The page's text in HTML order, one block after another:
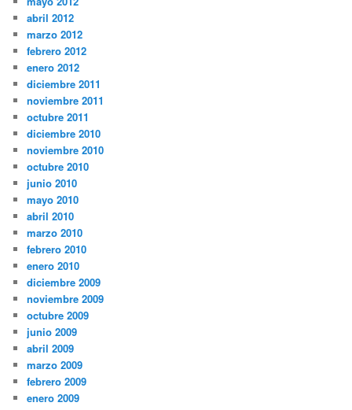
abril 2012
marzo 2012
febrero 2012
enero 2012
diciembre 2011
noviembre 2011
octubre 2011
diciembre 2010
noviembre 2010
octubre 2010
junio 2010
mayo 2010
abril 2010
marzo 2010
febrero 2010
enero 2010
diciembre 2009
noviembre 2009
octubre 2009
junio 2009
abril 2009
marzo 2009
febrero 2009
enero 2009